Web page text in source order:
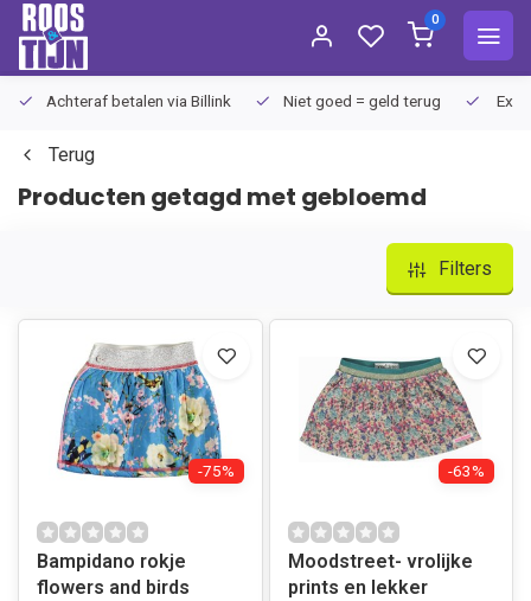
0
Achteraf betalen via Billink Niet goed = geld terug
Terug
Producten getagd met gebloemd
Filters
-75%
Bampidano rokje
flowers and birds
-63%
Moodstreet- vrolijke
prints en lekker